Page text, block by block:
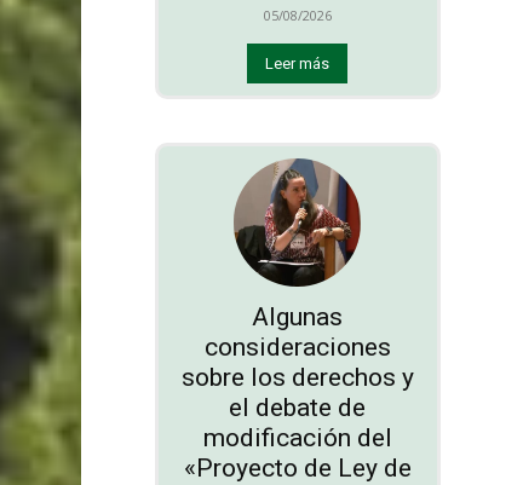
05/08/2026
Leer más
Algunas
consideraciones
sobre los derechos y
el debate de
modificación del
«Proyecto de Ley de